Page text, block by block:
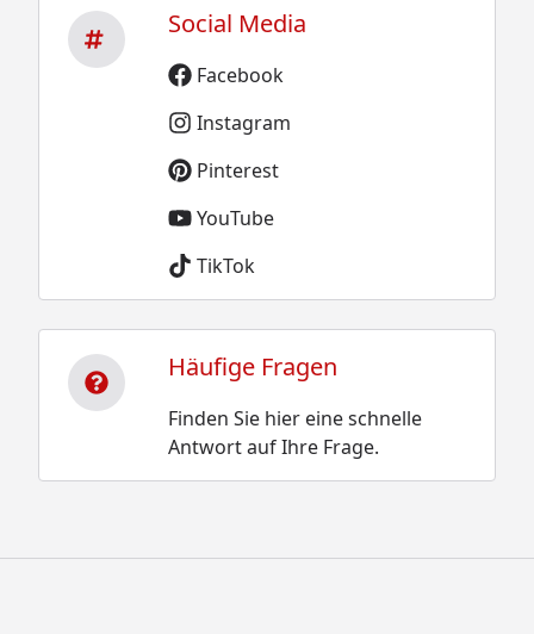
Social Media
Facebook
Instagram
Pinterest
YouTube
TikTok
Häufige Fragen
Finden Sie hier eine schnelle
Antwort auf Ihre Frage.